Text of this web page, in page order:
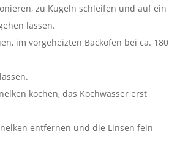
zu Kugeln schleifen und auf ein
lassen.
im vorgeheizten Backofen bei ca. 180
kochen, das Kochwasser erst
entfernen und die Linsen fein